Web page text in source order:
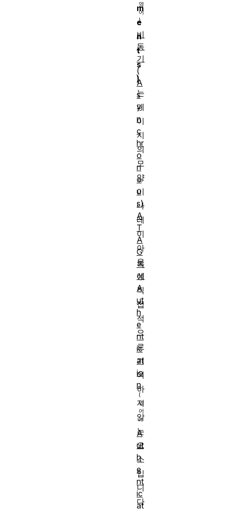
m
e
n
t
s
)
는
페
이
지
의
모
양
이
나
레
이
아
웃
에
직
접
적
으
로
기
여
하
지
않
는
요
소
입
니
다
비
동
기
(
A
s
y
n
c
hr
o
n
o
u
s)
A
T
A
G
특
성
A
ut
h
e
nt
ic
at
io
n
A
ut
h
e
nt
ic
at